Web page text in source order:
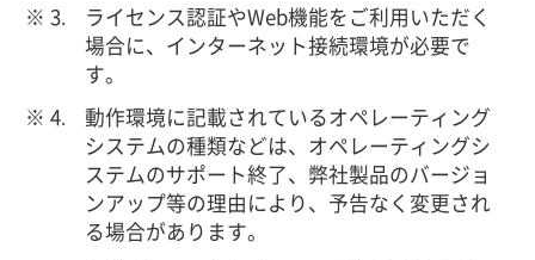
ライセンス認証やWeb機能をご利用いただく
場合に、インターネット接続環境が必要で
す。
動作環境に記載されているオペレーティング
システムの種類などは、オペレーティングシ
ステムのサポート終了、弊社製品のバージョ
ンアップ等の理由により、予告なく変更され
る場合があります。